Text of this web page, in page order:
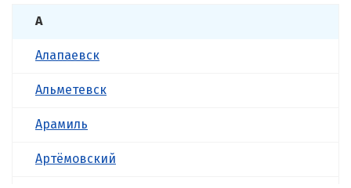
А
Алапаевск
Альметевск
Арамиль
Артёмовский